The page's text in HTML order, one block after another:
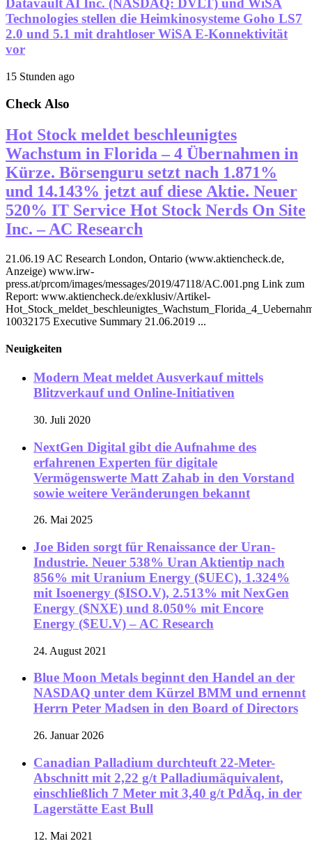
Datavault AI Inc. (NASDAQ: DVLT) und WiSA
Technologies stellen die Heimkinosysteme Goho LS7
2.0 und 5.1 mit drahtloser WiSA E-Konnektivität
vor
15 Stunden ago
Check Also
Hot Stock meldet beschleunigtes
Wachstum in Florida – 4 Übernahmen in
Kürze. Börsenguru setzt nach 1.871%
und 14.143% jetzt auf diese Aktie. Neuer
520% IT Service Hot Stock Nerds On Site
Inc. – AC Research
21.06.19 AC Research London, Ontario (www.aktiencheck.de,
Anzeige) www.irw-
press.at/prcom/images/messages/2019/47118/AC.001.png Link zum
Report: www.aktiencheck.de/exklusiv/Artikel-
10032175 Executive Summary 21.06.2019 ...
Neuigkeiten
Modern Meat meldet Ausverkauf mittels
Blitzverkauf und Online-Initiativen
30. Juli 2020
NextGen Digital gibt die Aufnahme des
erfahrenen Experten für digitale
Vermögenswerte Matt Zahab in den Vorstand
sowie weitere Veränderungen bekannt
26. Mai 2025
Joe Biden sorgt für Renaissance der Uran-
Industrie. Neuer 538% Uran Aktientip nach
856% mit Uranium Energy ($UEC), 1.324%
mit Isoenergy ($ISO.V), 2.513% mit NexGen
Energy ($NXE) und 8.050% mit Encore
Energy ($EU.V) – AC Research
24. August 2021
Blue Moon Metals beginnt den Handel an der
NASDAQ unter dem Kürzel BMM und ernennt
Herrn Peter Madsen in den Board of Directors
26. Januar 2026
Canadian Palladium durchteuft 22-Meter-
Abschnitt mit 2,22 g/t Palladiumäquivalent,
einschließlich 7 Meter mit 3,40 g/t PdÄq, in der
Lagerstätte East Bull
12. Mai 2021